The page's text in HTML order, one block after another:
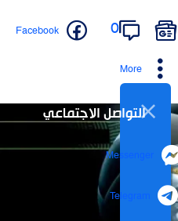
0
Facebook
More
التواصل الاجتماعي
Messenger
Telegram